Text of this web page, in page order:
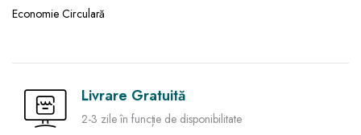
Economie Circulară
Livrare Gratuită
2-3 zile în funcție de disponibilitate